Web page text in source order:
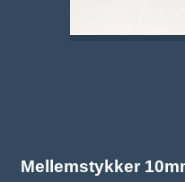
Mellemstykker